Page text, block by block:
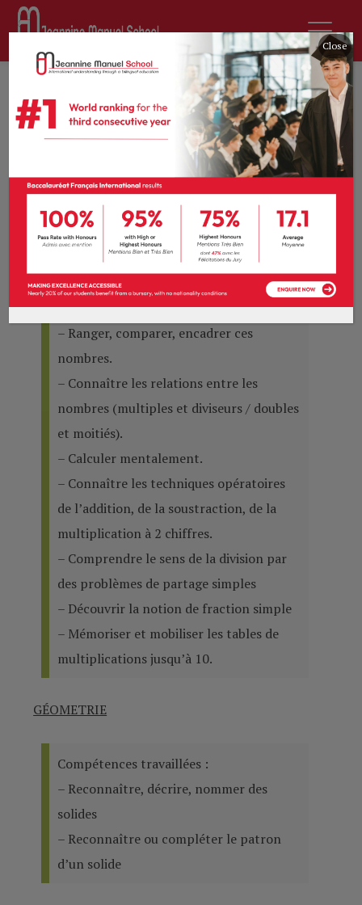
Progression
mathématiques CM1
Période 1 (Rentrée –
Toussaint)
NOMBRES ET CALCULS
Compétences travaillées :
– Connaître, savoir écrire, nommer les
nombres entiers jusqu’au milliard.
– Ranger, comparer, encadrer ces
nombres.
– Connaître les relations entre les
nombres (multiples et diviseurs / doubles
et moitiés).
– Calculer mentalement.
– Connaître les techniques opératoires
de l’addition, de la soustraction, de la
multiplication à 2 chiffres.
– Comprendre le sens de la division par
des problèmes de partage simples
– Découvrir la notion de fraction simple
– Mémoriser et mobiliser les tables de
multiplications jusqu’à 10.
GÉOMETRIE
Compétences travaillées :
– Reconnaître, décrire, nommer des
solides
– Reconnaître ou compléter le patron
d’un solide
Close